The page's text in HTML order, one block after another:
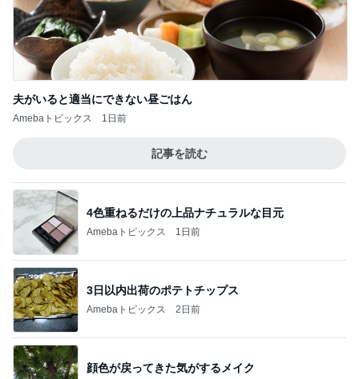
夫がいると適当にできない昼ごはん
Amebaトピックス 1日前
記事を読む
4色重ねるだけの上品ナチュラルな目元
Amebaトピックス 1日前
3日以内出荷のポテトチップス
Amebaトピックス 2日前
顔色が戻ってきた気がするメイク